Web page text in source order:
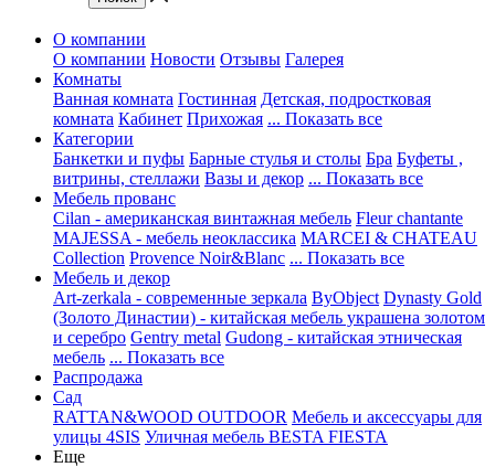
О компании
О компании Новости Отзывы Галерея
Комнаты
Ванная комната Гостинная Детская, подростковая
комната Кабинет Прихожая ... Показать все
Категории
Банкетки и пуфы Барные стулья и столы Бра Буфеты ,
витрины, стеллажи Вазы и декор ... Показать все
Мебель прованс
Cilan - американская винтажная мебель Fleur chantante
MAJESSA - мебель неоклассика MARCEI & CHATEAU
Collection Provence Noir&Blanc ... Показать все
Мебель и декор
Art-zerkala - современные зеркала ByObject Dynasty Gold
(Золото Династии) - китайская мебель украшена золотом
и серебро Gentry metal Gudong - китайская этническая
мебель ... Показать все
Распродажа
Сад
RATTAN&WOOD OUTDOOR Мебель и аксессуары для
улицы 4SIS Уличная мебель BESTA FIESTA
Еще